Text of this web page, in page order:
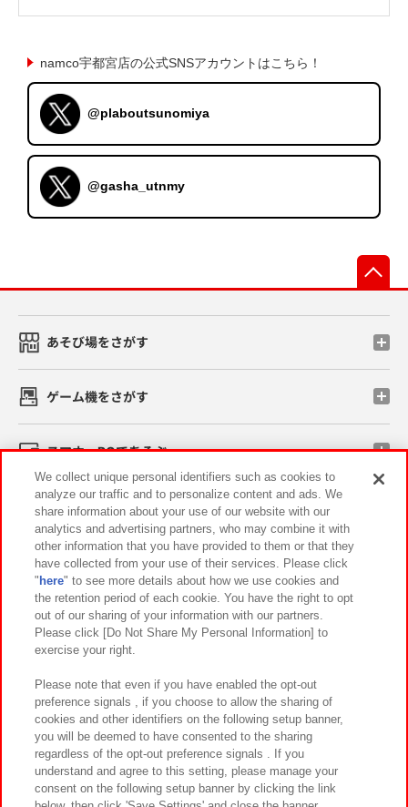
namco宇都宮店の公式SNSアカウントはこちら！
@plaboutsunomiya
@gasha_utnmy
あそび場をさがす
ゲーム機をさがす
スマホ・PCであそぶ
イベント・キャンペーン
関連会社 サステナビリティ サイトポリシー
プライバシーポリシー ウェブアクセシビリティ方針と検証結果
お取引先さまとともに
カスタマーハラスメント対応方針 よくあるご質問・お問い合わせ
We collect unique personal identifiers such as cookies to
analyze our traffic and to personalize content and ads. We
share information about your use of our website with our
analytics and advertising partners, who may combine it with
other information that you have provided to them or that they
have collected from your use of their services. Please click
" here" to see more details about how we use cookies and
the retention period of each cookie. You have the right to opt
out of our sharing of your information with our partners.
Please click [Do Not Share My Personal Information] to
exercise your right.
Please note that even if you have enabled the opt-out
preference signals , if you choose to allow the sharing of
cookies and other identifiers on the following setup banner,
you will be deemed to have consented to the sharing
regardless of the opt-out preference signals . If you
understand and agree to this setting, please manage your
consent on the following setup banner by clicking the link